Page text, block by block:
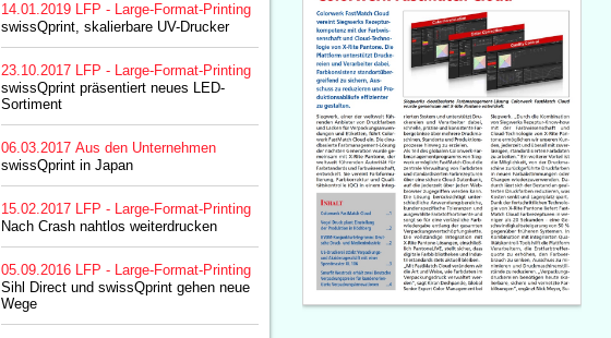
14.01.2019
LFP - Large-Format-Printing
swissQprint, skalierbare UV-Drucker
23.10.2017
LFP - Large-Format-Printing
swissQprint präsentiert neues LED-
Sortiment
06.03.2017 Aus den Unternehmen
swissQprint in Japan
15.02.2017
LFP - Large-Format-Printing
Nach Crash nahtlos weiterdrucken
05.09.2016
LFP - Large-Format-Printing
Sihl Direct und swissQprint gehen neue
Wege